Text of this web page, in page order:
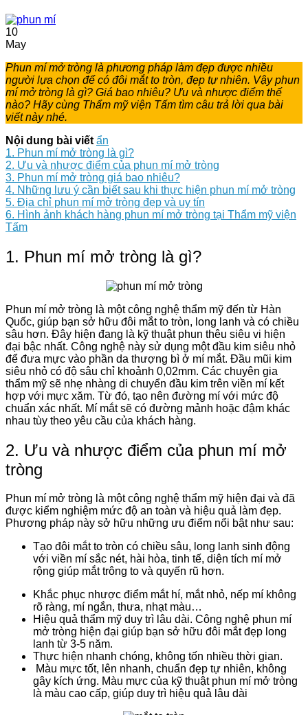
10
May
Phun mí mở tròng là phương pháp làm đẹp được nhiều
người lựa chọn để có đôi mắt to tròn, đẹp tự nhiên. Vậy phun
mí mở tròng là gì? Giá bao nhiêu? Ưu và nhược điểm thế
nào? Hãy cùng Thẩm mỹ viện Tấm tìm câu trả lời qua bài
viết này nhé.
Nội dung bài viết ẩn
1. Phun mí mở tròng là gì?
2. Ưu và nhược điểm của phun mí mở tròng
3. Phun mí mở tròng giá bao nhiêu?
4. Những lưu ý cần biết sau khi thực hiện phun mí mở tròng
5. Địa chỉ phun mí mở tròng đẹp và uy tín
6. Hình ảnh khách hàng phun mí mở tròng tại Thẩm mỹ viện
Tấm
1. Phun mí mở tròng là gì?
Phun mí mở tròng là một công nghệ thẩm mỹ đến từ Hàn
Quốc, giúp bạn sở hữu đôi mắt to tròn, long lanh và có chiều
sâu hơn. Đây hiện đang là kỹ thuật phun thêu siêu vi hiện
đại bậc nhất. Công nghệ này sử dụng một đầu kim siêu nhỏ
để đưa mực vào phần da thượng bì ở mí mắt. Đầu mũi kim
siêu nhỏ có độ sâu chỉ khoảnh 0,02mm. Các chuyên gia
thẩm mỹ sẽ nhẹ nhàng di chuyển đầu kim trên viền mí kết
hợp với mực xăm. Từ đó, tạo nên đường mí với mức độ
chuẩn xác nhất. Mí mắt sẽ có đường mảnh hoặc đậm khác
nhau tùy theo yêu cầu của khách hàng.
2. Ưu và nhược điểm của phun mí mở
tròng
Phun mí mở tròng là một công nghệ thẩm mỹ hiện đại và đã
được kiểm nghiệm mức độ an toàn và hiệu quả làm đẹp.
Phương pháp này sở hữu những ưu điểm nổi bật như sau:
Tạo đôi mắt to tròn có chiều sâu, long lanh sinh động
với viền mí sắc nét, hài hòa, tinh tế, diện tích mí mở
rộng giúp mắt trông to và quyến rũ hơn.
Khắc phục nhược điểm mắt hí, mắt nhỏ, nếp mí không
rõ ràng, mí ngắn, thưa, nhạt màu…
Hiệu quả thẩm mỹ duy trì lâu dài. Công nghệ phun mí
mở tròng hiện đại giúp bạn sở hữu đôi mắt đẹp long
lanh từ 3-5 năm.
Thực hiện nhanh chóng, không tốn nhiều thời gian.
Màu mực tốt, lên nhanh, chuẩn đẹp tự nhiên, không
gây kích ứng. Màu mực của kỹ thuật phun mí mở tròng
là màu cao cấp, giúp duy trì hiệu quả lâu dài